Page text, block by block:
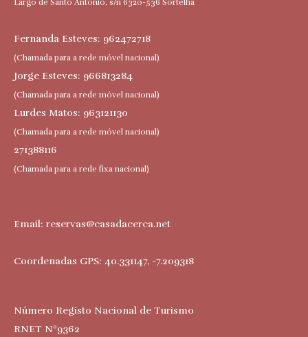
Fernanda Esteves: 962472718
(Chamada para a rede móvel nacional)
Jorge Esteves: 966813284
(Chamada para a rede móvel nacional)
Lurdes Matos: 963121130
(Chamada para a rede móvel nacional)
271388116
(Chamada para a rede fixa nacional)
Email: reservas@casadacerca.net
Coordenadas GPS: 40.331147, -7.209318
Número Registo Nacional de Turismo
RNET Nº9362